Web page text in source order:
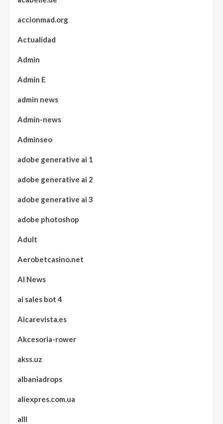
accionmad.org
Actualidad
Admin
Admin E
admin news
Admin-news
Adminseo
adobe generative ai 1
adobe generative ai 2
adobe generative ai 3
adobe photoshop
Adult
Aerobetcasino.net
AI News
ai sales bot 4
Aicarevista.es
Akcesoria-rower
akss.uz
albaniadrops
aliexpres.com.ua
alll